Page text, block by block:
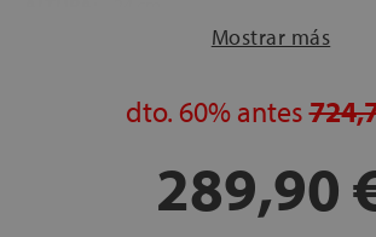
120 noches
Mostrar más
dto. 60% antes
289,90